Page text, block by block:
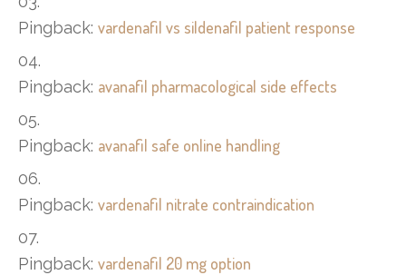
Pingback: vardenafil vs sildenafil patient response
Pingback: avanafil pharmacological side effects
Pingback: avanafil safe online handling
Pingback: vardenafil nitrate contraindication
Pingback: vardenafil 20 mg option